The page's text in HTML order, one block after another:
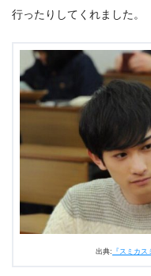
行ったりしてくれました。
出典: 『スミカ